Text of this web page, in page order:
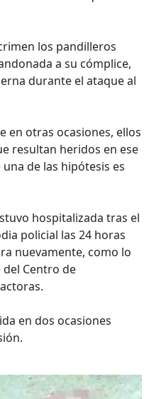
los pandilleros
a su cómplice,
durante el ataque al
en otras ocasiones, ellos
resultan heridos en ese
de las hipótesis es
hospitalizada tras el
policial las 24 horas
nuevamente, como lo
del Centro de
en dos ocasiones